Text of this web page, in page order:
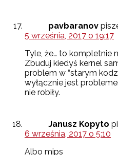
pavbaranov
5 września, 2017 o 19:17
Tyle, że… to kompletnie
Zbuduj kiedyś kernel
problem w “starym
wyłącznie jest
nie robiły.
Janusz Kopyto
6 września, 2017 o 5:10
Albo mips